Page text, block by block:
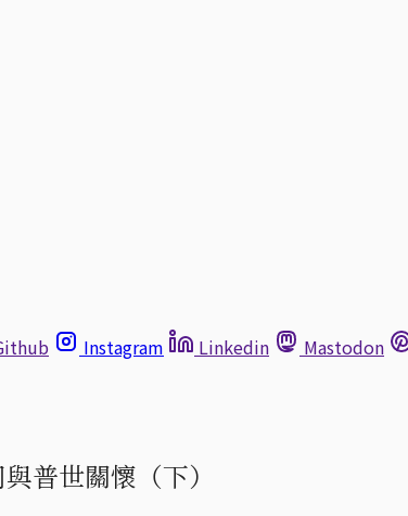
Instagram Linkedin Mastodon
普世關懷（下）